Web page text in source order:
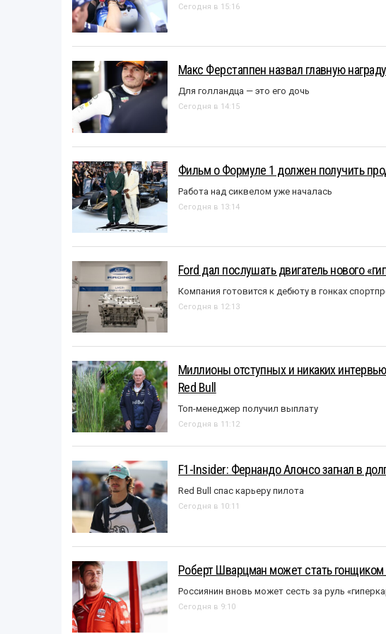
Сегодня в 15:16
Макс Ферстаппен назвал главную
Для голландца — это его дочь
Сегодня в 14:15
Фильм о Формуле 1 должен получить
Работа над сиквелом уже началась
Сегодня в 13:14
Ford дал послушать двигатель нового
Компания готовится к дебюту в гонках
Сегодня в 12:13
Миллионы отступных и никаких
Red Bull
Топ-менеджер получил выплату
Сегодня в 11:12
F1-Insider: Фернандо Алонсо загнал в
Red Bull спас карьеру пилота
Сегодня в 10:11
Роберт Шварцман может стать
Россиянин вновь может сесть за руль
Сегодня в 9:10